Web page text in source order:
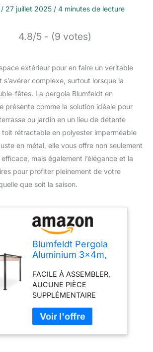
/ 27 juillet 2025 / 4 minutes de lecture
4.8/5 - (9 votes)
extérieur pour en faire un véritable
complexe, surtout lorsque la
fêtes. La pergola Blumfeldt en
présente comme la solution idéale pour
ou jardin en un lieu de détente
rétractable en polyester imperméable
en métal, elle vous offre non seulement
mais également l’élégance et la
pour profiter pleinement de votre
que soit la saison.
Blumfeldt Pergola
Aluminium 3x4m,
avec Toit
Rétractable, Kit
Pergolas en Métal,
Cadre en
Aluminium,
Protection UV
FACILE À ASSEMBLER,
AUCUNE PIÈCE
SUPPLÉMENTAIRE
Transformez votre jardin
avec cette pergola
aluminium qui comprend